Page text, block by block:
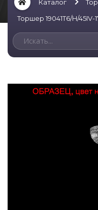
Каталог
Торшер 19041T6/H/45IV-